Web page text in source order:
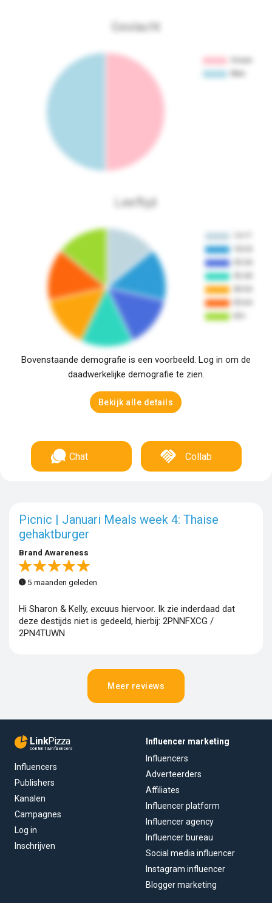
Geslacht
Leeftijd
Bovenstaande demografie is een voorbeeld. Log in om de
daadwerkelijke demografie te zien.
Bekijk alle details
Chat Collab
Picnic | Januari Meals week 4: Thaise
gehaktburger
Brand Awareness
5 maanden geleden
Hi Sharon & Kelly, excuus hiervoor. Ik zie inderdaad dat
deze destijds niet is gedeeld, hierbij: 2PNNFXCG /
2PN4TUWN
Meer reviews
LinkPizza
content & influencers
Influencers
Publishers
Kanalen
Campagnes
Log in
Inschrijven
Influencer marketing
Influencers
Adverteerders
Affiliates
Influencer platform
Influencer agency
Influencer bureau
Social media influencer
Instagram influencer
Blogger marketing